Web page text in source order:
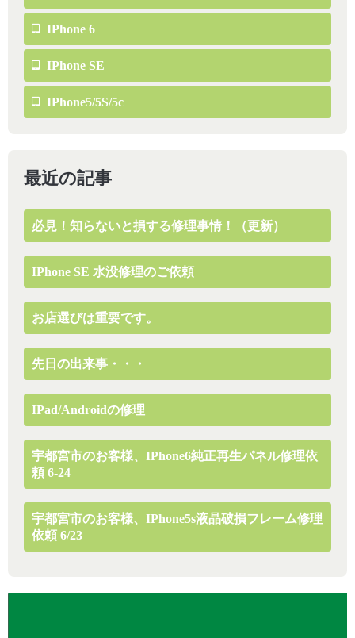
IPhone 6
IPhone SE
IPhone5/5S/5c
最近の記事
必見！知らないと損する修理事情！（更新）
IPhone SE 水没修理のご依頼
お店選びは重要です。
先日の出来事・・・
IPad/Androidの修理
宇都宮市のお客様、iPhone6純正再生パネル修理依
頼 6-24
宇都宮市のお客様、iPhone5s液晶破損フレーム修理
依頼 6/23